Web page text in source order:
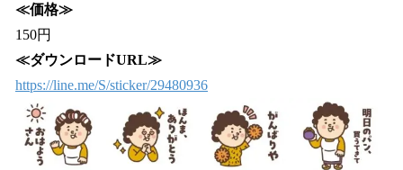
≪価格≫
150円
≪ダウンロードURL≫
https://line.me/S/sticker/29480936